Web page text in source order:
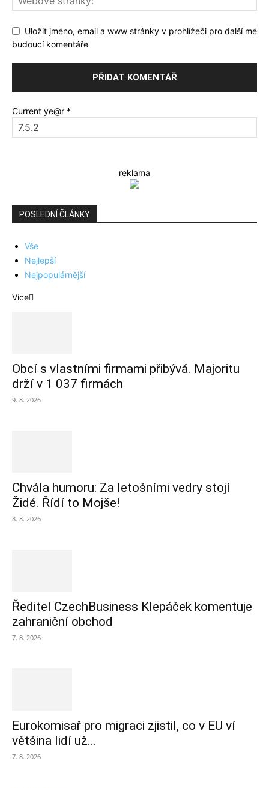
Uložit jméno, email a www stránky v prohlížeči pro další mé
budoucí komentáře
Current ye@r *
reklama
POSLEDNÍ ČLÁNKY
Vše
Nejlepší
Nejpopulárnější
Více
Obcí s vlastními firmami přibývá. Majoritu
drží v 1 037 firmách
9. 8. 2026
Chvála humoru: Za letošními vedry stojí
Židé. Řídí to Mojše!
8. 8. 2026
Ředitel CzechBusiness Klepáček komentuje
zahraniční obchod
7. 8. 2026
Eurokomisař pro migraci zjistil, co v EU ví
většina lidí už...
7. 8. 2026